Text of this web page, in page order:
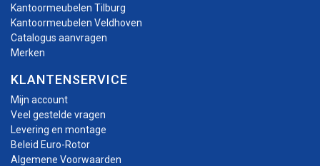
Kantoormeubelen Tilburg
Kantoormeubelen Veldhoven
Catalogus aanvragen
Merken
KLANTENSERVICE
Mijn account
Veel gestelde vragen
Levering en montage
Beleid Euro-Rotor
Algemene Voorwaarden